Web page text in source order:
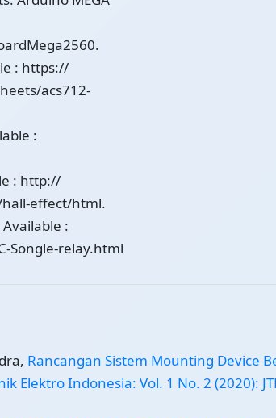
: https://
acs712-
:
: http://
effect/html.
:
Songle-relay.html
Rancangan Sistem Mounting Device
Elektro Indonesia: Vol. 1 No. 2 (2020):